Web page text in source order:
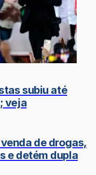
subiu até
veja
de drogas,
e detém dupla